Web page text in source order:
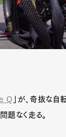
Q 」が、奇抜な
題なく走る。